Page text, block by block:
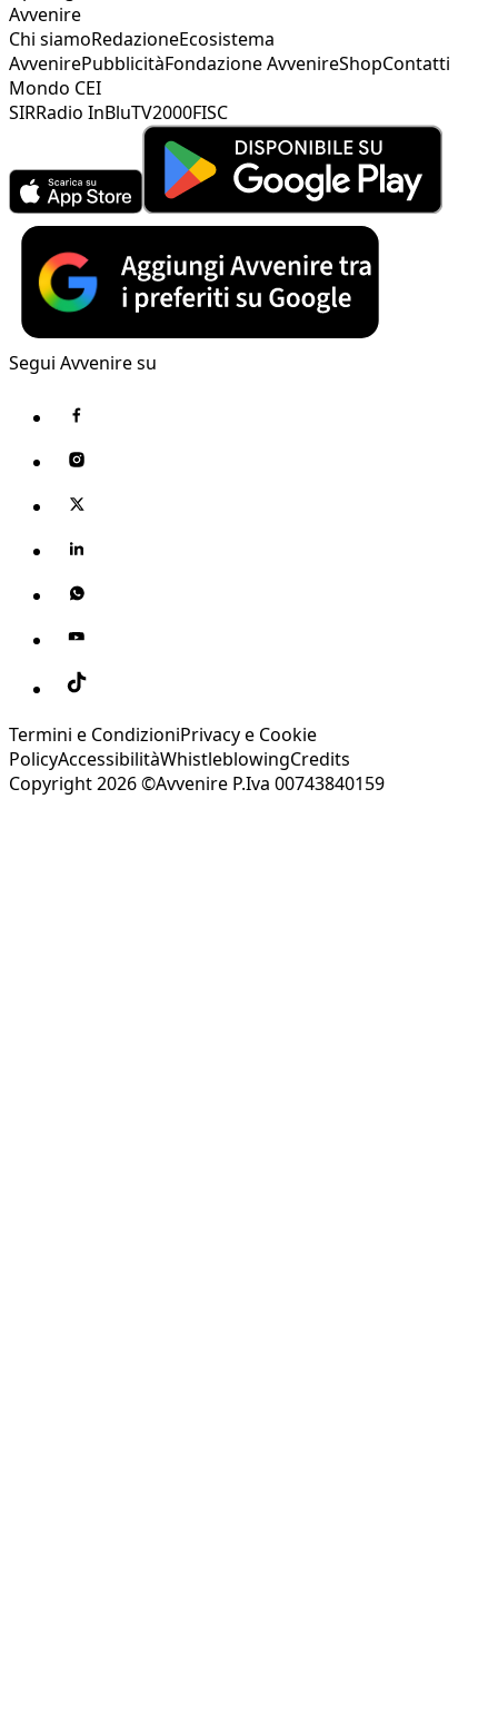
Avvenire
Chi siamoRedazioneEcosistema
AvvenirePubblicitàFondazione AvvenireShopContatti
Mondo CEI
SIRRadio InBluTV2000FISC
Segui Avvenire su
Termini e CondizioniPrivacy e Cookie
PolicyAccessibilitàWhistleblowingCredits
Copyright 2026 ©Avvenire P.Iva 00743840159